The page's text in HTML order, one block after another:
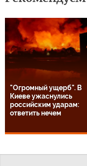
"Огромный ущерб". В
Киеве ужаснулись
российским ударам:
ответить нечем